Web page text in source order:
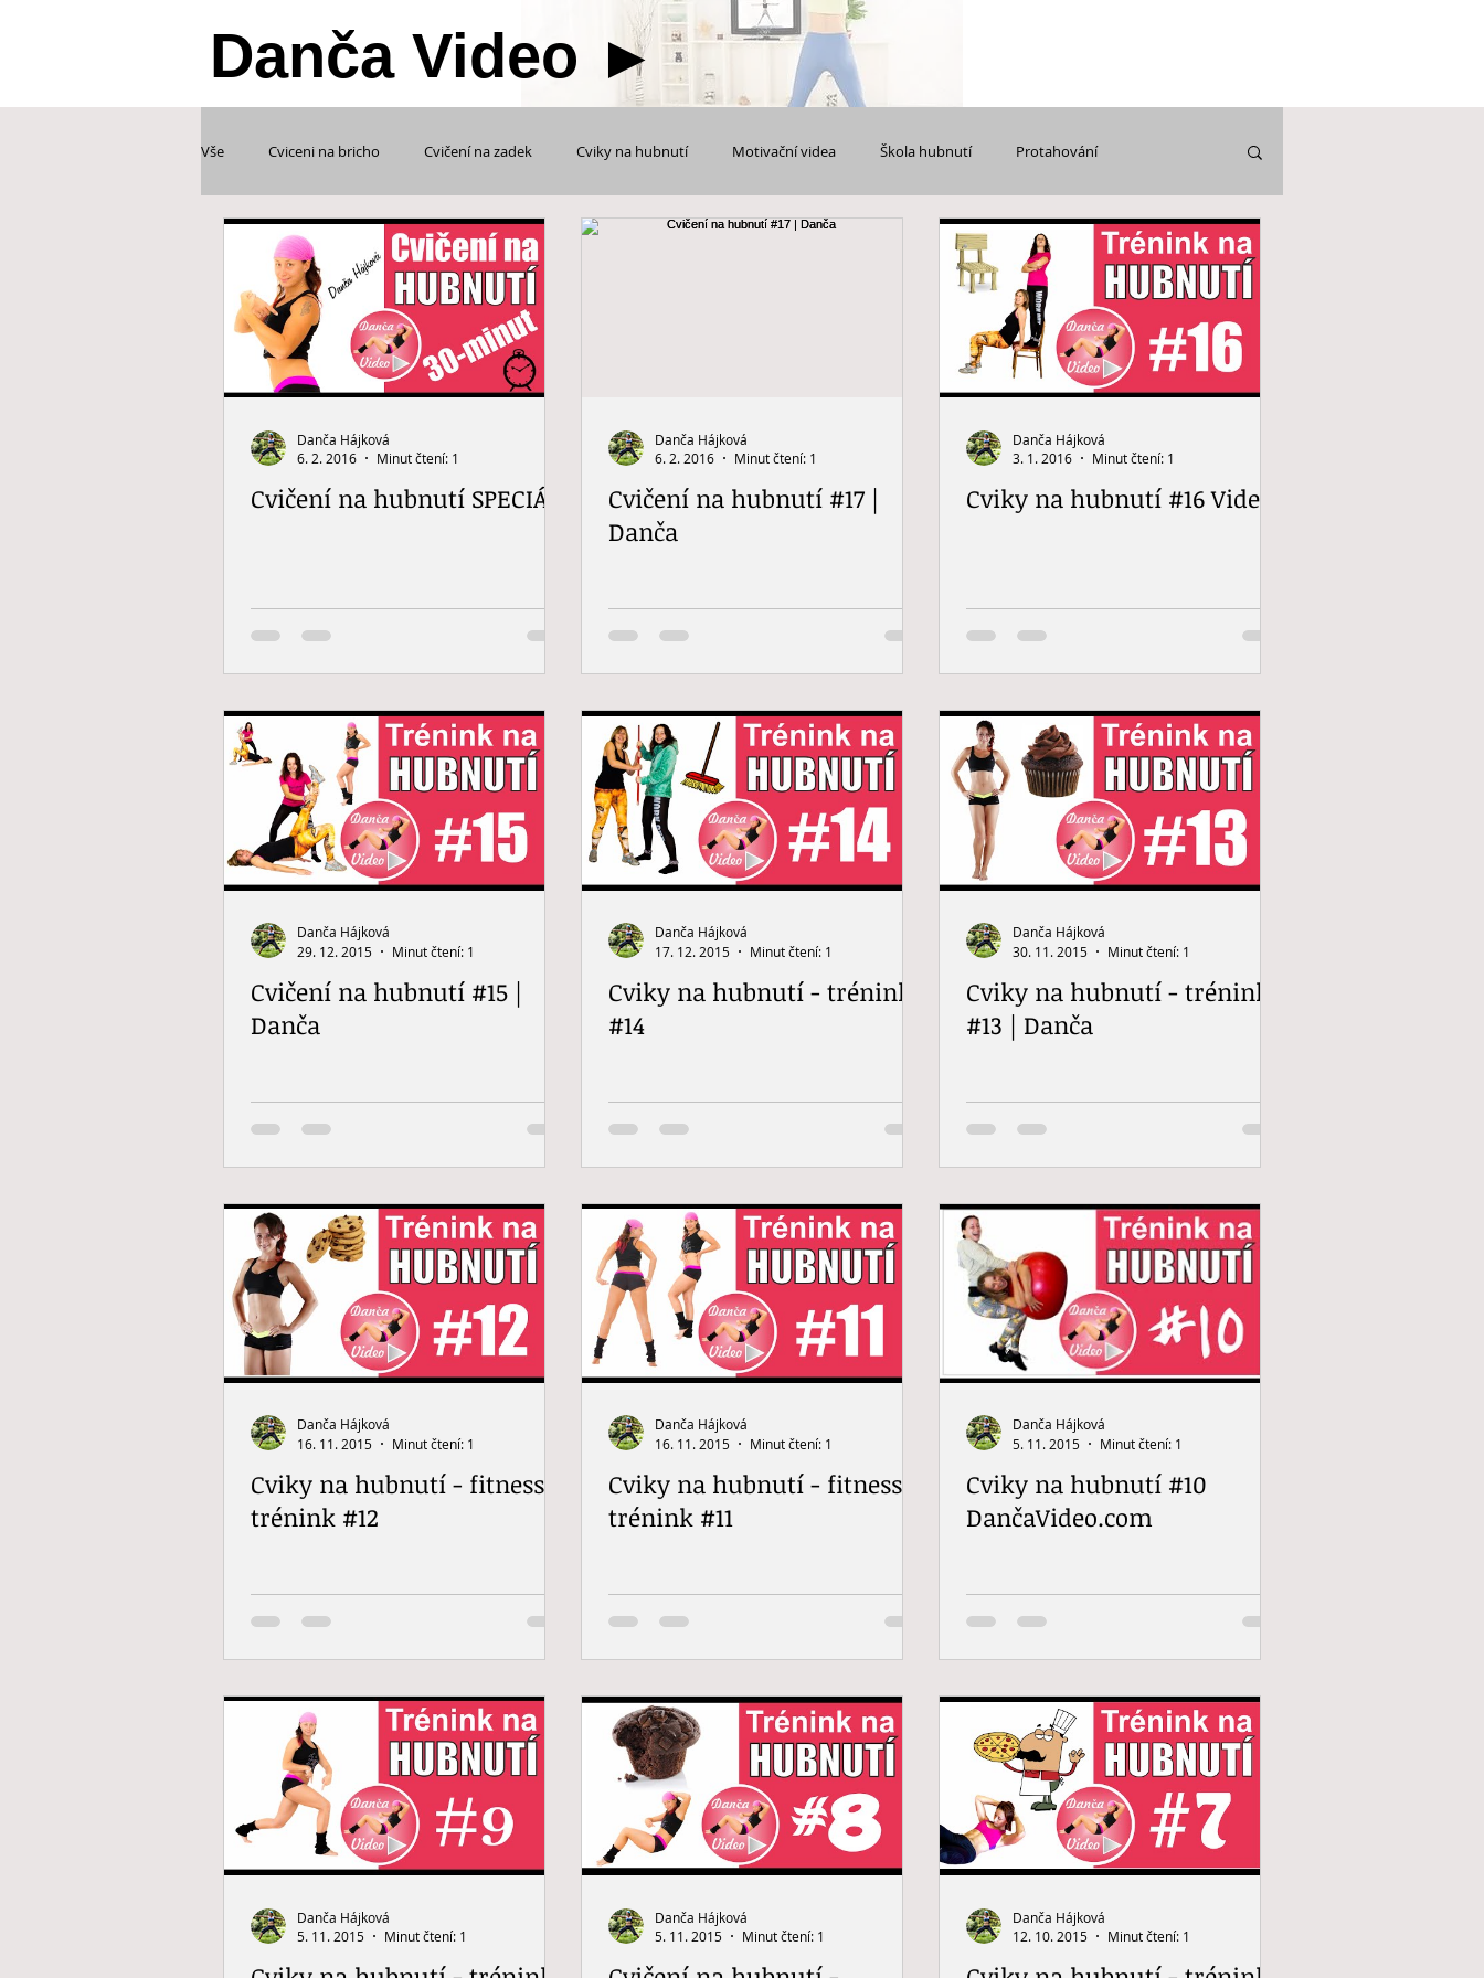
Danča Video ►
Vše Cviceni na bricho Cvičení na zadek Cviky na hubnutí Motivační videa Škola hubnutí Protahování
Tabata cvičení Zdravotni cviceni Cvičení na ruce + prsa POZOR jak cvičíš Chci ti představit
Soukromá videa Fitness tvorba Video návody
Cvičení na hubnutí SPECIÁL
Danča Hájková
6. 2. 2016
Minut čtení: 1
Cvičení na hubnutí #17 |
Danča
Danča Hájková
6. 2. 2016
Minut čtení: 1
Cviky na hubnutí #16 Video
Danča Hájková
3. 1. 2016
Minut čtení: 1
Cvičení na hubnutí #15 |
Danča
Danča Hájková
29. 12. 2015
Minut čtení: 1
Cviky na hubnutí - trénink
#14
Danča Hájková
17. 12. 2015
Minut čtení: 1
Cviky na hubnutí - trénink
#13 | Danča
Danča Hájková
30. 11. 2015
Minut čtení: 1
Cviky na hubnutí - fitness
trénink #12
Danča Hájková
16. 11. 2015
Minut čtení: 1
Cviky na hubnutí - fitness
trénink #11
Danča Hájková
16. 11. 2015
Minut čtení: 1
Cviky na hubnutí #10
DančaVideo.com
Danča Hájková
5. 11. 2015
Minut čtení: 1
Danča Hájková
5. 11. 2015
Minut čtení: 1
Danča Hájková
5. 11. 2015
Minut čtení: 1
Danča Hájková
12. 10. 2015
Minut čtení: 1